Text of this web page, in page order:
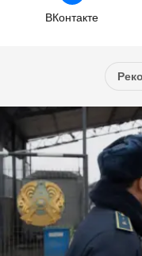
ВКонтакте